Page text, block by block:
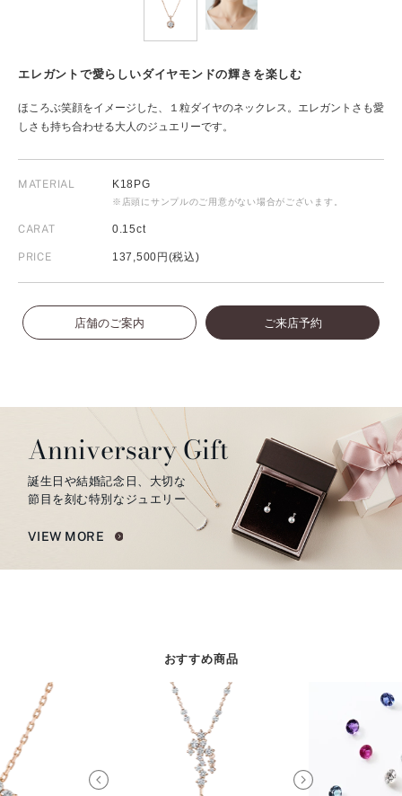
エレガントで愛らしいダイヤモンドの輝きを楽しむ
ほころぶ笑顔をイメージした、１粒ダイヤのネックレス。エレガントさも愛
しさも持ち合わせる大人のジュエリーです。
MATERIAL K18PG
※店頭にサンプルのご用意がない場合がございます。
CARAT 0.15ct
PRICE 137,500円(税込)
店舗のご案内 ご来店予約
Anniversary Gift
誕生日や結婚記念日、大切な
節目を刻む特別なジュエリー
VIEW MORE
おすすめ商品